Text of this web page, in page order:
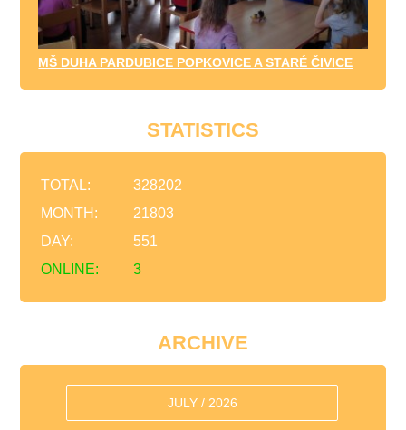
MŠ DUHA PARDUBICE POPKOVICE A STARÉ ČIVICE
STATISTICS
ONLINE: 3
TOTAL:
328202
MONTH:
21803
DAY:
551
ARCHIVE
JULY / 2026